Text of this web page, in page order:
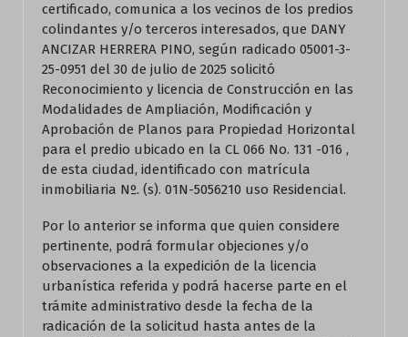
certificado, comunica a los vecinos de los predios
colindantes y/o terceros interesados, que DANY
ANCIZAR HERRERA PINO, según radicado 05001-3-
25-0951 del 30 de julio de 2025 solicitó
Reconocimiento y licencia de Construcción en las
Modalidades de Ampliación, Modificación y
Aprobación de Planos para Propiedad Horizontal
para el predio ubicado en la CL 066 No. 131 -016 ,
de esta ciudad, identificado con matrícula
inmobiliaria Nº. (s). 01N-5056210 uso Residencial.
Por lo anterior se informa que quien considere
pertinente, podrá formular objeciones y/o
observaciones a la expedición de la licencia
urbanística referida y podrá hacerse parte en el
trámite administrativo desde la fecha de la
radicación de la solicitud hasta antes de la